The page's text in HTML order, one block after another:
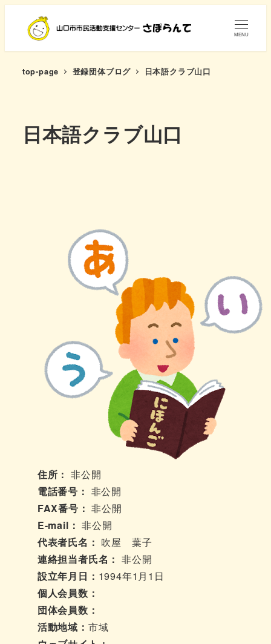
MENU
top-page 登録団体ブログ 日本語クラブ山口
日本語クラブ山口
住所： 非公開
電話番号： 非公開
FAX番号： 非公開
E-mail： 非公開
代表者氏名： 吹屋 葉子
連絡担当者氏名： 非公開
設立年月日： 1994年1月1日
個人会員数：
団体会員数：
活動地域： 市域